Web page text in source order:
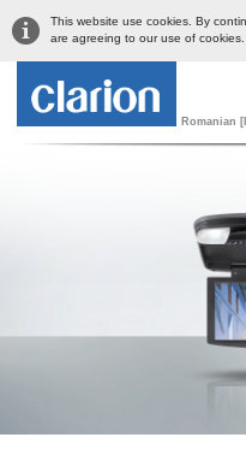
This website use cookies. By
are agreeing to our use of cookies.
Romanian